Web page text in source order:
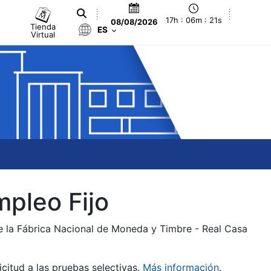
Tienda
Virtual
08/08/2026 17h : 06m : 22s
ES
Fijo
Fábrica Nacional de Moneda y Timbre - Real Casa
a las pruebas selectivas. Más información.